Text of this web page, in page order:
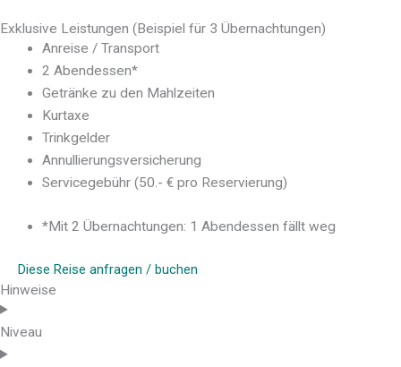
Exklusive Leistungen (Beispiel für 3 Übernachtungen)
Anreise / Transport
2 Abendessen*
Getränke zu den Mahlzeiten
Kurtaxe
Trinkgelder
Annullierungsversicherung
Servicegebühr (50.- € pro Reservierung)
*Mit 2 Übernachtungen: 1 Abendessen fällt weg
Diese Reise anfragen / buchen
Hinweise
Niveau